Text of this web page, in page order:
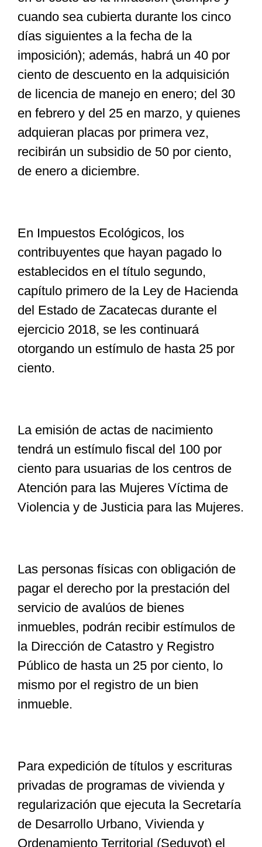
cuando sea cubierta durante los cinco
días siguientes a la fecha de la
imposición); además, habrá un 40 por
ciento de descuento en la adquisición
de licencia de manejo en enero; del 30
en febrero y del 25 en marzo, y quienes
adquieran placas por primera vez,
recibirán un subsidio de 50 por ciento,
de enero a diciembre.
En Impuestos Ecológicos, los
contribuyentes que hayan pagado lo
establecidos en el título segundo,
capítulo primero de la Ley de Hacienda
del Estado de Zacatecas durante el
ejercicio 2018, se les continuará
otorgando un estímulo de hasta 25 por
ciento.
La emisión de actas de nacimiento
tendrá un estímulo fiscal del 100 por
ciento para usuarias de los centros de
Atención para las Mujeres Víctima de
Violencia y de Justicia para las Mujeres.
Las personas físicas con obligación de
pagar el derecho por la prestación del
servicio de avalúos de bienes
inmuebles, podrán recibir estímulos de
la Dirección de Catastro y Registro
Público de hasta un 25 por ciento, lo
mismo por el registro de un bien
inmueble.
Para expedición de títulos y escrituras
privadas de programas de vivienda y
regularización que ejecuta la Secretaría
de Desarrollo Urbano, Vivienda y
Ordenamiento Territorial (Seduvot) el